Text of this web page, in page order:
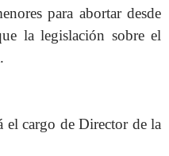
para abortar desde
la legislación sobre el
el cargo de Director de la